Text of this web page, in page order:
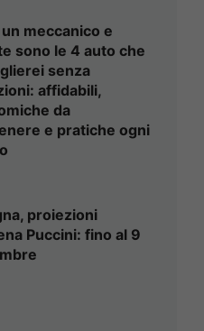
meccanico e
sono le 4 auto che
senza
affidabili,
da
e pratiche ogni
proiezioni
Puccini: fino al 9